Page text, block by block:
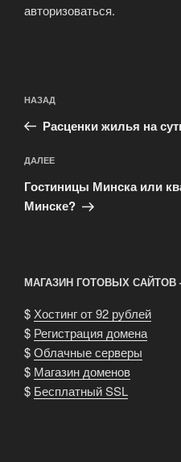
авторизоваться.
по
записям
Предыдущая
запись:
НАЗАД
Расценки жилья на
Следующая
запись
ДАЛЕЕ
Гостиницы Минска или
Минске?
МАГАЗИН ГОТОВЫХ САЙТОВ
$ Хостинг от 92 рублей
$ Регистрация домена
$Облачные серверы
$ Магазин доменов
$ Бесплатный SSL